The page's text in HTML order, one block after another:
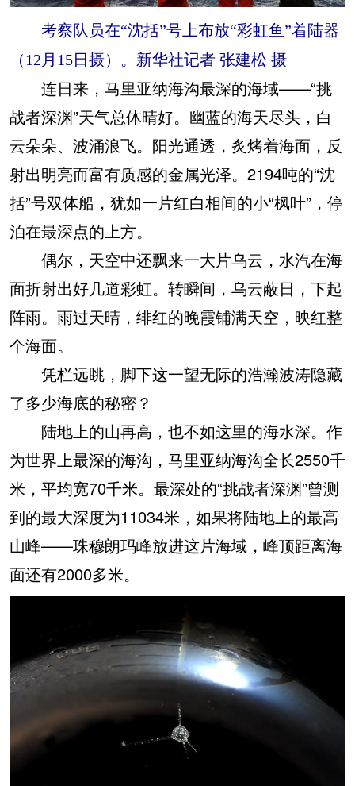
考察队员在“沈括”号上布放“彩虹鱼”着陆器
（12月15日摄）。新华社记者 张建松 摄
连日来，马里亚纳海沟最深的海域——“挑
战者深渊”天气总体晴好。幽蓝的海天尽头，白
云朵朵、波涌浪飞。阳光通透，炙烤着海面，反
射出明亮而富有质感的金属光泽。2194吨的“沈
括”号双体船，犹如一片红白相间的小“枫叶”，停
泊在最深点的上方。
偶尔，天空中还飘来一大片乌云，水汽在海
面折射出好几道彩虹。转瞬间，乌云蔽日，下起
阵雨。雨过天晴，绯红的晚霞铺满天空，映红整
个海面。
凭栏远眺，脚下这一望无际的浩瀚波涛隐藏
了多少海底的秘密？
陆地上的山再高，也不如这里的海水深。作
为世界上最深的海沟，马里亚纳海沟全长2550千
米，平均宽70千米。最深处的“挑战者深渊”曾测
到的最大深度为11034米，如果将陆地上的最高
山峰——珠穆朗玛峰放进这片海域，峰顶距离海
面还有2000多米。